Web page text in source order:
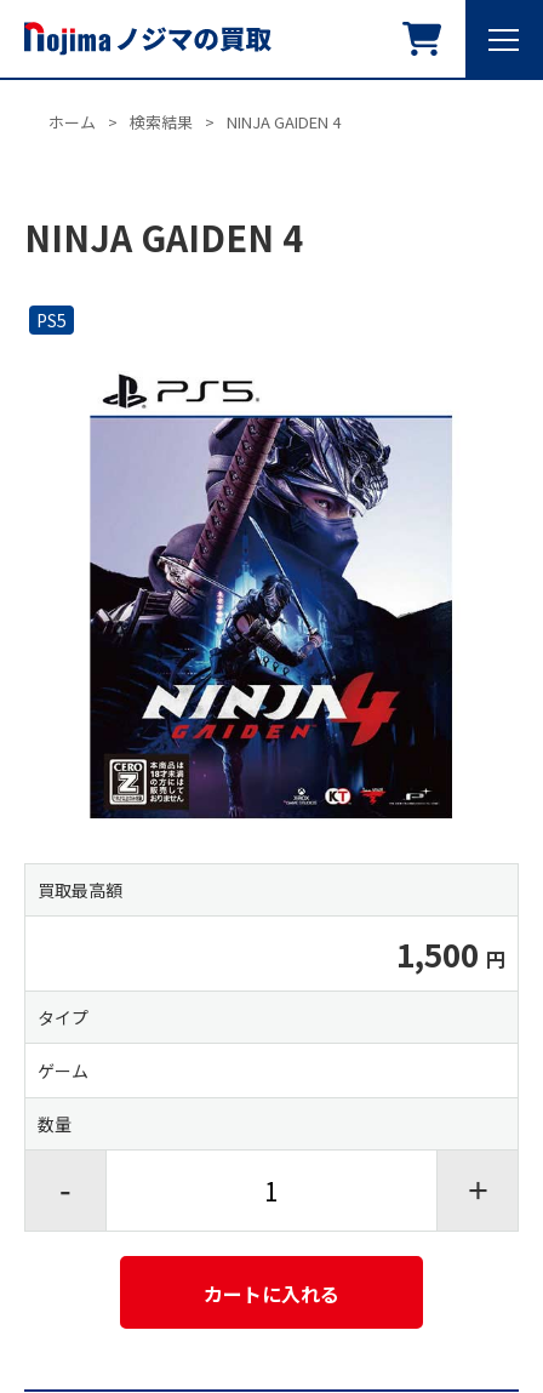
ホーム > 検索結果 > NINJA GAIDEN 4
NINJA GAIDEN 4
PS5
買取最高額
1,500
タイプ
ゲーム
数量
- +
カートに入れる